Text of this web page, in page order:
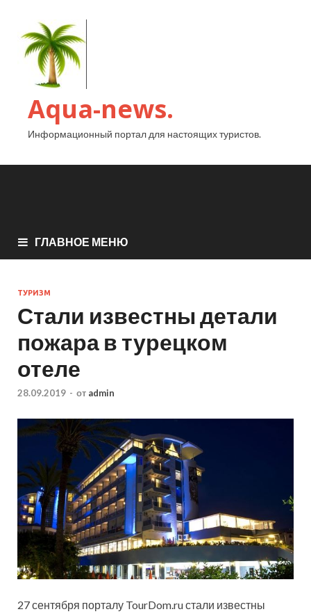
Aqua-news.
Информационный портал для настоящих туристов.
ГЛАВНОЕ МЕНЮ
ТУРИЗМ
Стали известны детали
пожара в турецком
отеле
28.09.2019 - от admin
27 сентября порталу TourDom.ru стали известны